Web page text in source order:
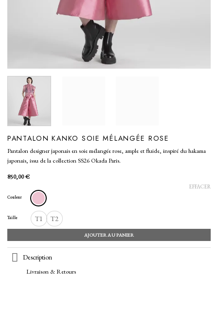
PANTALON KANKO SOIE MÉLANGÉE ROSE
Pantalon designer japonais en soie mélangée rose, ample et fluide, inspiré du hakama
japonais, issu de la collection SS26 Okada Paris.
850,00€
Couleur
Taille T1 T2
EFFACER
AJOUTER AU PANIER
Description
Livraison & Retours